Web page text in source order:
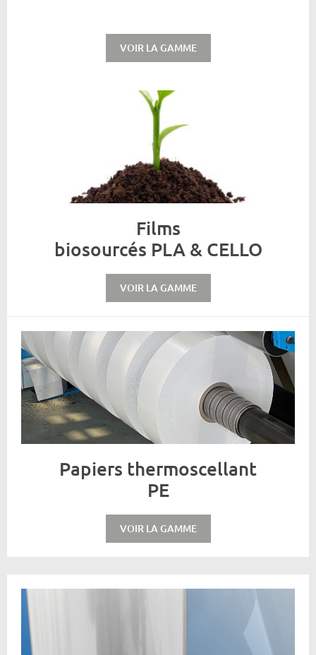
VOIR LA GAMME
Films
biosourcés PLA & CELLO
VOIR LA GAMME
Papiers thermoscellant
PE
VOIR LA GAMME